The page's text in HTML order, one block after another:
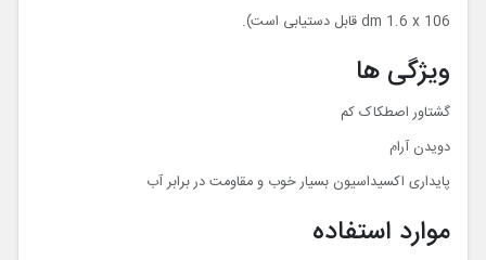
dm 1.6 x 106 قابل دستیابی است).
ویژگی ها
گشتاور اصطکاک کم
دویدن آرام
پایداری اکسیداسیون بسیار خوب و مقاومت در برابر آب
موارد استفاده